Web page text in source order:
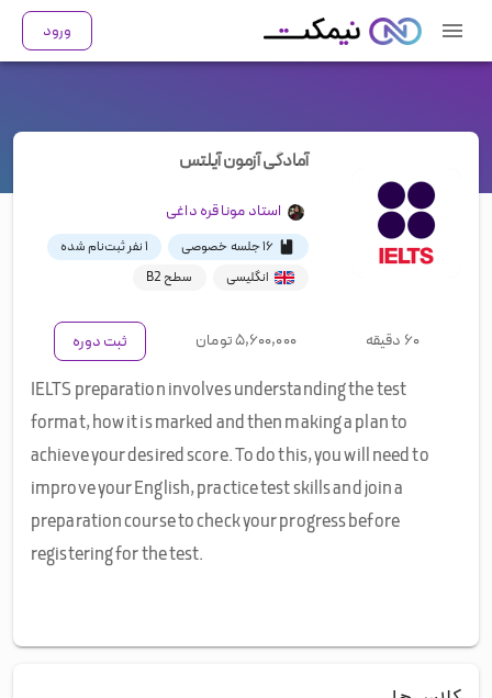
ورود
آمادگی آزمون آیلتس
استادمونا قره داغی
۱۶ جلسه خصوصی ۱نفر ثبت‌نام شده
انگلیسی
سطح B2
۶۰ دقیقه ۵,۶۰۰,۰۰۰تومان ثبت دوره
IELTS preparation involves understanding the test
format, how it is marked and then making a plan to
achieve your desired score. To do this, you will need to
improve your English, practice test skills and join a
preparation course to check your progress before
registering for the test.